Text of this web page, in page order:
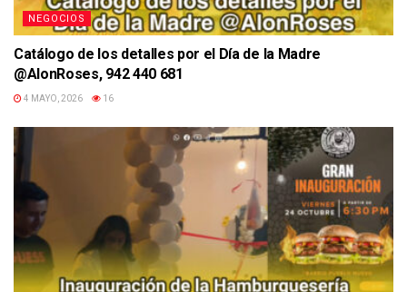
NEGOCIOS
Catálogo de los detalles por el Día de la Madre
@AlonRoses, 942 440 681
4 MAYO, 2026 16